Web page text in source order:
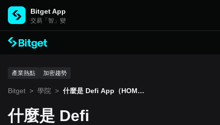
Bitget App
交易「智」變
產業熱點 加密趨勢
Bitget > 學院 > 什麼是 Defi App（HOM
什麼是 Defi